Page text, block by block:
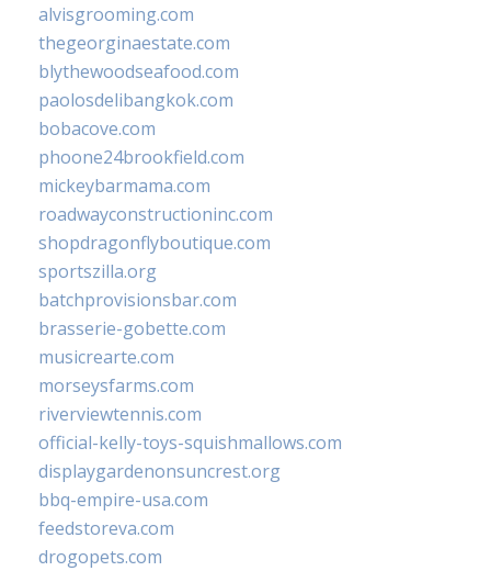
alvisgrooming.com
thegeorginaestate.com
blythewoodseafood.com
paolosdelibangkok.com
bobacove.com
phoone24brookfield.com
mickeybarmama.com
roadwayconstructioninc.com
shopdragonflyboutique.com
sportszilla.org
batchprovisionsbar.com
brasserie-gobette.com
musicrearte.com
morseysfarms.com
riverviewtennis.com
official-kelly-toys-squishmallows.com
displaygardenonsuncrest.org
bbq-empire-usa.com
feedstoreva.com
drogopets.com